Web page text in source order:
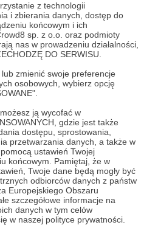
z technologii
i zbierania danych, dostęp do
końcowym i ich
sp. z o.o. oraz podmioty
nas w prowadzeniu działalności,
DO SERWISU.
zmienić swoje preferencje
osobowych, wybierz opcję
ją wycofać w
gdzie jest także
dostępu, sprostowania,
przetwarzania danych, a także w
ustawień Twojej
końcowym. Pamiętaj, że w
Twoje dane będą mogły być
odbiorców danych z państw
Europejskiego Obszaru
szczegółowe informacje na
danych w tym celów
w naszej polityce prywatności.
Patronów!
AutoraMarcin Ogdowski
teraz!
Patronem